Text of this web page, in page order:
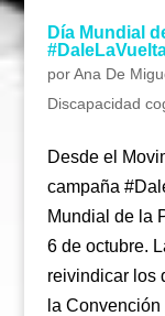
Día Mundial
porAna De
Discapacidad
Desde el
campaña
Mundial de la
6 de octubre.
reivindicar los
la